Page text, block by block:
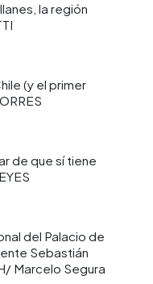
la región
(y el primer
de que sí tiene
del Palacio de
Sebastián
Marcelo Segura